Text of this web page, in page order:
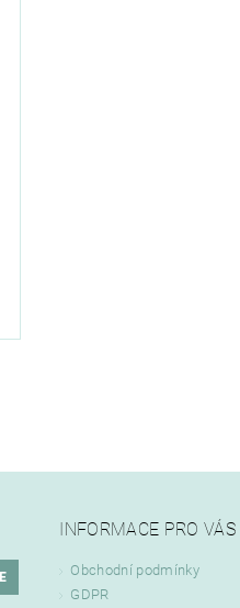
INFORMACE PRO VÁS
Obchodní podmínky
GDPR